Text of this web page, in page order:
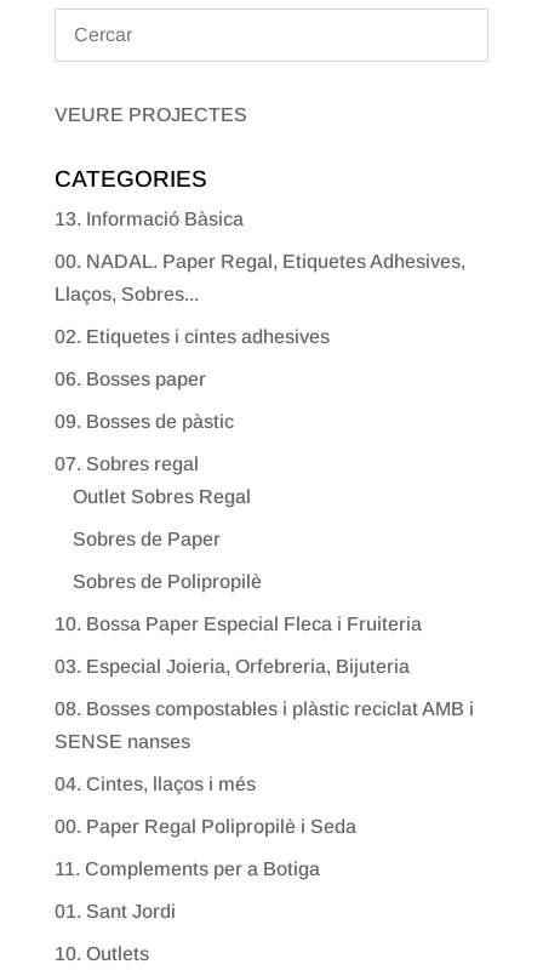
VEURE PROJECTES
CATEGORIES
13. Informació Bàsica
00. NADAL. Paper Regal, Etiquetes Adhesives,
Llaços, Sobres...
02. Etiquetes i cintes adhesives
06. Bosses paper
09. Bosses de pàstic
07. Sobres regal
Outlet Sobres Regal
Sobres de Paper
Sobres de Polipropilè
10. Bossa Paper Especial Fleca i Fruiteria
03. Especial Joieria, Orfebreria, Bijuteria
08. Bosses compostables i plàstic reciclat AMB i
SENSE nanses
04. Cintes, llaços i més
00. Paper Regal Polipropilè i Seda
11. Complements per a Botiga
01. Sant Jordi
10. Outlets